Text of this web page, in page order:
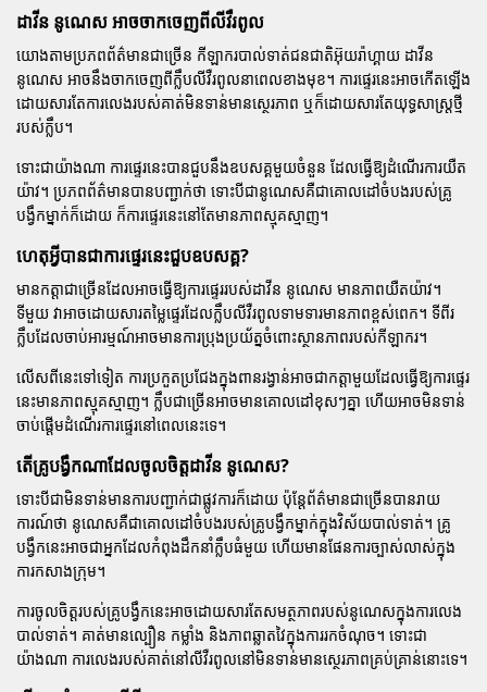
ដាវីន នូណេស អាចចាកចេញពីលីវឺរពូល
យោងតាមប្រភពព័ត៌មានជាច្រើន កីឡាករបាល់ទាត់ជនជាតិអ៊ុយរ៉ាហ្គាយ ដាវីន
នូណេស អាចនឹងចាកចេញពីក្លឹបលីវឺរពូលនាពេលខាងមុខ។ ការផ្ទេរនេះអាចកើតឡើង
ដោយសារតែការលេងរបស់គាត់មិនទាន់មានស្ថេរភាព ឬក៏ដោយសារតែយុទ្ធសាស្ត្រថ្មី
របស់ក្លឹប។
ទោះជាយ៉ាងណា ការផ្ទេរនេះបានជួបនឹងឧបសគ្គមួយចំនួន ដែលធ្វើឱ្យដំណើរការយឺត
យ៉ាវ។ ប្រភពព័ត៌មានបានបញ្ជាក់ថា ទោះបីជានូណេសគឺជាគោលដៅចំបងរបស់គ្រូ
បង្វឹកម្នាក់ក៏ដោយ ក៏ការផ្ទេរនេះនៅតែមានភាពស្មុគស្មាញ។
ហេតុអ្វីបានជាការផ្ទេរនេះជួបឧបសគ្គ?
មានកត្តាជាច្រើនដែលអាចធ្វើឱ្យការផ្ទេររបស់ដាវីន នូណេស មានភាពយឺតយ៉ាវ។
ទីមួយ វាអាចដោយសារតម្លៃផ្ទេរដែលក្លឹបលីវឺរពូលទាមទារមានភាពខ្ពស់ពេក។ ទីពីរ
ក្លឹបដែលចាប់អារម្មណ៍អាចមានការប្រុងប្រយ័ត្នចំពោះស្ថានភាពរបស់កីឡាករ។
លើសពីនេះទៅទៀត ការប្រកួតប្រជែងក្នុងពានរង្វាន់អាចជាកត្តាមួយដែលធ្វើឱ្យការផ្ទេរ
នេះមានភាពស្មុគស្មាញ។ ក្លឹបជាច្រើនអាចមានគោលដៅខុសៗគ្នា ហើយអាចមិនទាន់
ចាប់ផ្តើមដំណើរការផ្ទេរនៅពេលនេះទេ។
តើគ្រូបង្វឹកណាដែលចូលចិត្តដាវីន នូណេស?
ទោះបីជាមិនទាន់មានការបញ្ជាក់ជាផ្លូវការក៏ដោយ ប៉ុន្តែព័ត៌មានជាច្រើនបានរាយ
ការណ៍ថា នូណេសគឺជាគោលដៅចំបងរបស់គ្រូបង្វឹកម្នាក់ក្នុងវិស័យបាល់ទាត់។ គ្រូ
បង្វឹកនេះអាចជាអ្នកដែលកំពុងដឹកនាំក្លឹបធំមួយ ហើយមានផែនការច្បាស់លាស់ក្នុង
ការកសាងក្រុម។
ការចូលចិត្តរបស់គ្រូបង្វឹកនេះអាចដោយសារតែសមត្ថភាពរបស់នូណេសក្នុងការលេង
បាល់ទាត់។ គាត់មានល្បឿន កម្លាំង និងភាពឆ្លាតវៃក្នុងការរកចំណុច។ ទោះជា
យ៉ាងណា ការលេងរបស់គាត់នៅលីវឺរពូលនៅមិនទាន់មានស្ថេរភាពគ្រប់គ្រាន់នោះទេ។